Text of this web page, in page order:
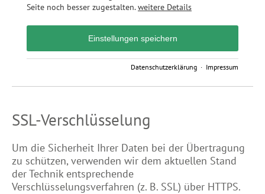
Seite noch besser zugestalten.weitere Details
Einstellungen speichern
Datenschutzerklärung · Impressum
SSL-Verschlüsselung
Um die Sicherheit Ihrer Daten bei der Übertragung
zu schützen, verwenden wir dem aktuellen Stand
der Technik entsprechende
Verschlüsselungsverfahren (z. B. SSL) über HTTPS.